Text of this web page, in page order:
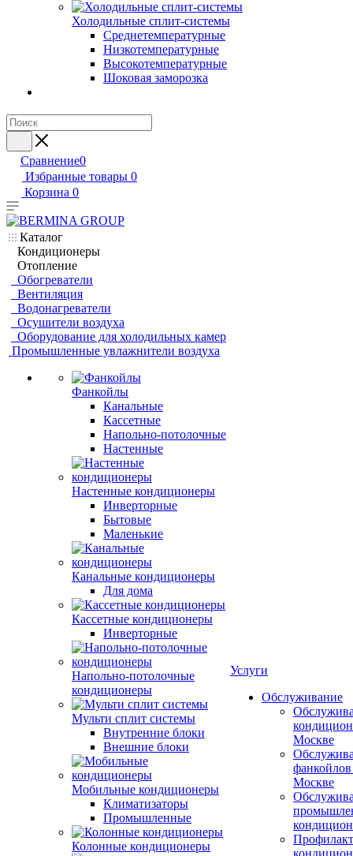
Холодильные сплит-системы
Среднетемпературные
Низкотемпературные
Высокотемпературные
Шоковая заморозка
Сравнение0
Избранные товары 0
Корзина 0
Каталог
Кондиционеры
Отопление
Обогреватели
Вентиляция
Водонагреватели
Осушители воздуха
Оборудование для холодильных камер
Промышленные увлажнители воздуха
Фанкойлы
Канальные
Кассетные
Напольно-потолочные
Настенные
Настенные кондиционеры
Инверторные
Бытовые
Маленькие
Канальные кондиционеры
Для дома
Кассетные кондиционеры
Инверторные
Напольно-потолочные
кондиционеры
Мульти сплит системы
Внутренние блоки
Внешние блоки
Мобильные кондиционеры
Климатизаторы
Промышленные
Колонные кондиционеры
Услуги
Обслуживание
Москве
Москве